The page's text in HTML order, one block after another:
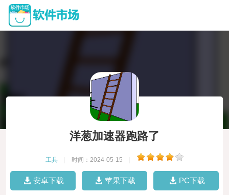
洋葱加速器跑路了
工具 时间：2024-05-15
安卓下载 苹果下载 PC下载